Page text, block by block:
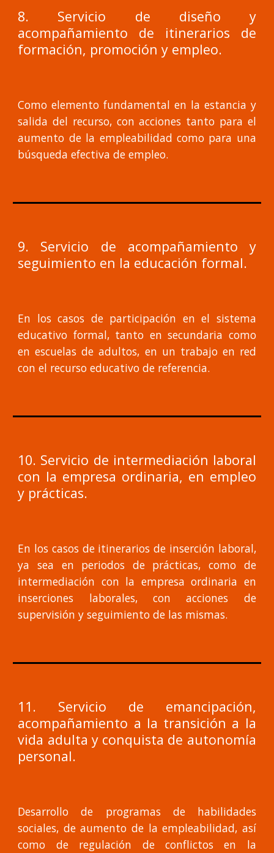
8. Servicio de diseño y
acompañamiento de itinerarios de
formación, promoción y empleo.
Como elemento fundamental en la estancia y
salida del recurso, con acciones tanto para el
aumento de la empleabilidad como para una
búsqueda efectiva de empleo.
9. Servicio de acompañamiento y
seguimiento en la educación formal.
En los casos de participación en el sistema
educativo formal, tanto en secundaria como
en escuelas de adultos, en un trabajo en red
con el recurso educativo de referencia.
10. Servicio de intermediación laboral
con la empresa ordinaria, en empleo
y prácticas.
En los casos de itinerarios de inserción laboral,
ya sea en periodos de prácticas, como de
intermediación con la empresa ordinaria en
inserciones laborales, con acciones de
supervisión y seguimiento de las mismas.
11. Servicio de emancipación,
acompañamiento a la transición a la
vida adulta y conquista de autonomía
personal.
Desarrollo de programas de habilidades
sociales, de aumento de la empleabilidad, así
como de regulación de conflictos en la